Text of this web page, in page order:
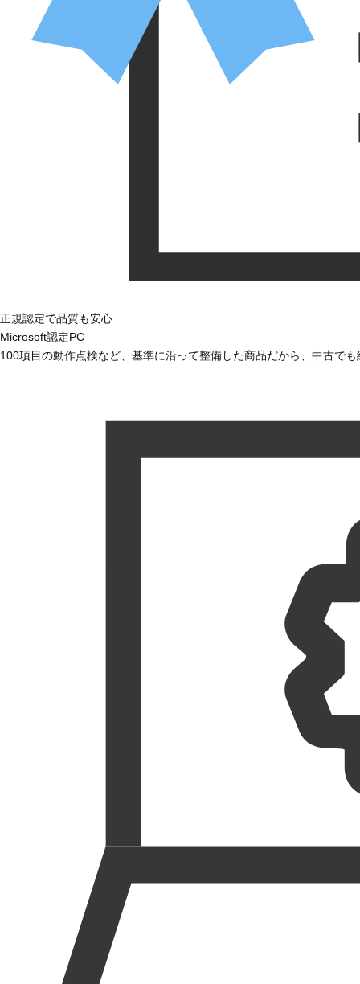
正規認定で品質も安心
Microsoft認定PC
100項目の動作点検など、基準に沿って整備した商品だから、中古で